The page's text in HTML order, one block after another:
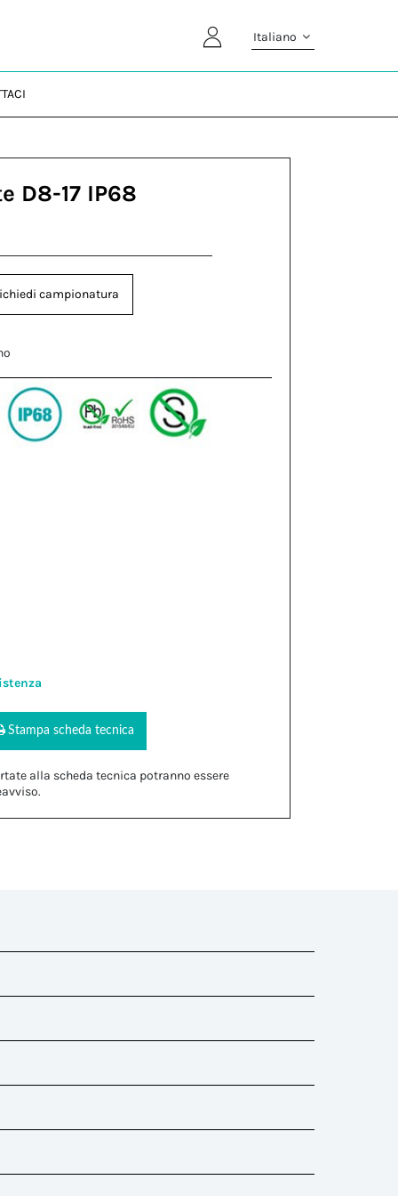
Italiano
D8-17 IP68
campionatura
Stampa scheda tecnica
alla scheda tecnica potranno essere